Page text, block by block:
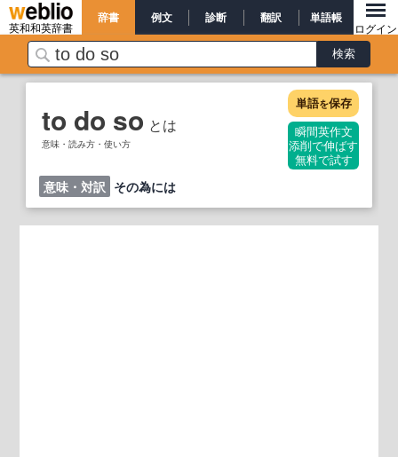
英和和英辞書
辞書 例文 診断 翻訳 単語帳
ログイン
to do so とは
意味・読み方・使い方
単語を保存
瞬間英作文
添削で伸ばす
無料で試す
意味・対訳 その為には